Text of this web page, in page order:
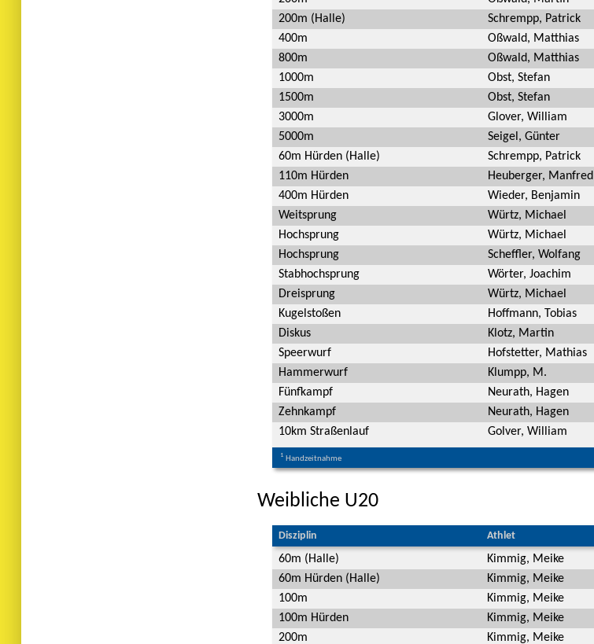
200m (Halle)
Schrempp, Patrick
400m
Oßwald, Matthias
800m
Oßwald, Matthias
1000m
Obst, Stefan
1500m
Obst, Stefan
3000m
Glover, William
5000m
Seigel, Günter
60m Hürden (Halle)
Schrempp, Patrick
110m Hürden
Heuberger, Manfred
400m Hürden
Wieder, Benjamin
Weitsprung
Würtz, Michael
Hochsprung
Würtz, Michael
Hochsprung
Scheffler, Wolfang
Stabhochsprung
Wörter, Joachim
Dreisprung
Würtz, Michael
Kugelstoßen
Hoffmann, Tobias
Diskus
Klotz, Martin
Speerwurf
Hofstetter, Mathias
Hammerwurf
Klumpp, M.
Fünfkampf
Neurath, Hagen
Zehnkampf
Neurath, Hagen
10km Straßenlauf
Golver, William
1 Handzeitnahme
Weibliche U20
Disziplin Athlet
60m (Halle) Kimmig, Meike
60m Hürden (Halle)
Kimmig, Meike
100m
Kimmig, Meike
100m Hürden
Kimmig, Meike
200m
Kimmig, Meike